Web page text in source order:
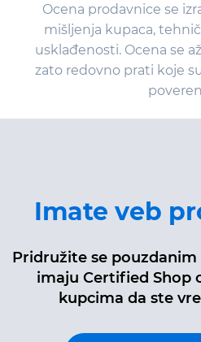
Ocena prodavnice se
mišljenja kupaca,
usklađenosti. Ocena se
zato redovno prati koje
Imate veb
Pridružite se
imaju Certified Shop
kupcima da ste